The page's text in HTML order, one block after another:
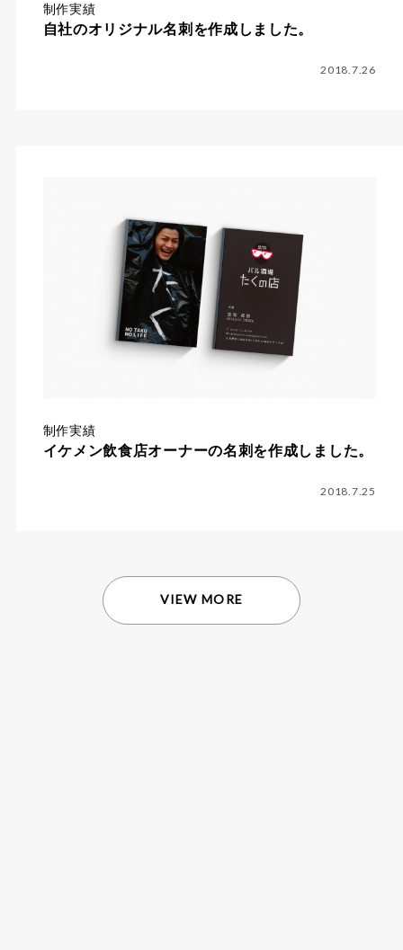
制作実績
自社のオリジナル名刺を作成しました。
2018.7.26
制作実績
イケメン飲食店オーナーの名刺を作成しました。
2018.7.25
VIEW MORE